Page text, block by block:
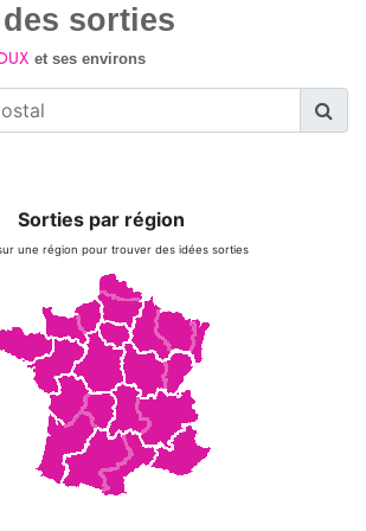
des sorties
et ses environs
Sorties par région
une région pour trouver des idées sorties